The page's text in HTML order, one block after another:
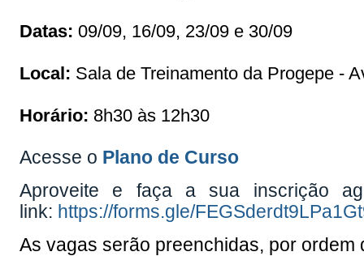
Datas: 09/09, 16/09, 23/09 e 30/09
Local: Sala de Treinamento da Progepe -
Horário: 8h30 às 12h30
Acesse o Plano de Curso
Aproveite e faça a sua inscrição
link: https://forms.gle/
As vagas serão preenchidas, por